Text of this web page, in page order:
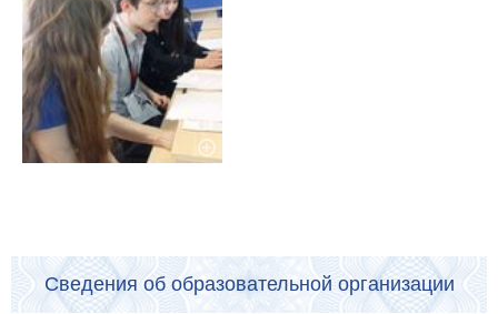
Сведения об образовательной организации